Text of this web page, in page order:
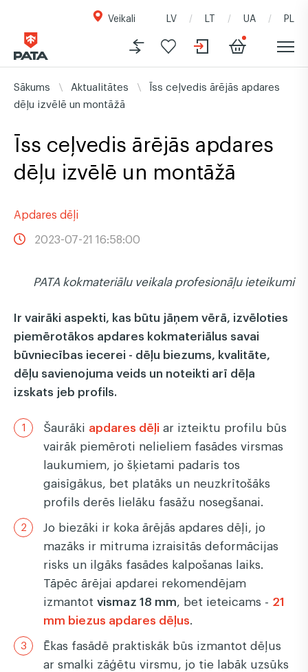
Veikali LV LT UA PL
Sākums Aktualitātes
Īss ceļvedis ārējās apdares
dēļu izvēlē un montāžā
Īss ceļvedis ārējās apdares
dēļu izvēlē un montāžā
Apdares dēļi
2023-07-21 16:58:00
PATA kokmateriālu veikala profesionāļu ieteikumi
Ir vairāki aspekti, kas būtu jāņem vērā, izvēloties
piemērotākos apdares kokmateriālus savai
būvniecības iecerei - dēļu biezums, kvalitāte,
dēļu savienojuma veids un noteikti arī dēļa
izskats jeb profils.
Šaurāki apdares dēļi ar izteiktu profilu būs
vairāk piemēroti nelieliem fasādes virsmas
laukumiem, jo šķietami padarīs tos
gaisīgākus, bet platāks un neuzkrītošāks
profils derēs lielāku fasāžu nosegšanai.
Jo biezāki ir koka ārējās apdares dēļi, jo
mazāks ir mitruma izraisītās deformācijas
risks un ilgāks fasādes kalpošanas laiks.
Tāpēc ārējai apdarei rekomendējam
izmantot vismaz 18 mm, bet ieteicams - 21
mm biezus apdares dēļus.
Ēkas fasādē praktiskāk būs izmantot dēļus
ar smalki zāģētu virsmu, jo tie labāk uzsūks